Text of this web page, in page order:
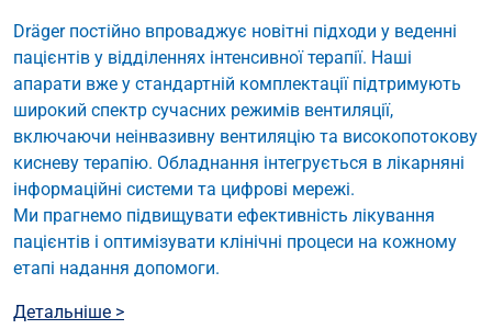
Dräger постійно впроваджує новітні підходи у веденні
пацієнтів у відділеннях інтенсивної терапії. Наші
апарати вже у стандартній комплектації підтримують
широкий спектр сучасних режимів вентиляції,
включаючи неінвазивну вентиляцію та високопотокову
кисневу терапію. Обладнання інтегрується в лікарняні
інформаційні системи та цифрові мережі.
Ми прагнемо підвищувати ефективність лікування
пацієнтів і оптимізувати клінічні процеси на кожному
етапі надання допомоги.
Детальніше >